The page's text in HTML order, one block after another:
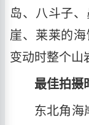
岛、八斗子
崖、莱莱的
变动时整个山
最佳拍摄
东北角海